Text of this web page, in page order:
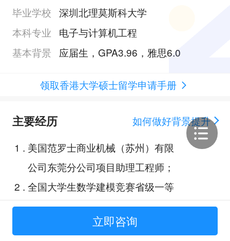
毕业学校 深圳北理莫斯科大学
本科专业
电子与计算机工程
基本背景
应届生，GPA3.96，雅思6.0
领取香港大学硕士留学申请手册
主要经历
如何做好背景提升
1 . 美国范罗士商业机械（苏州）有限
公司东莞分公司项目助理工程师；
2 . 全国大学生数学建模竞赛省级一等
奖；
美国大学生数学建模竞赛H奖；
立即咨询